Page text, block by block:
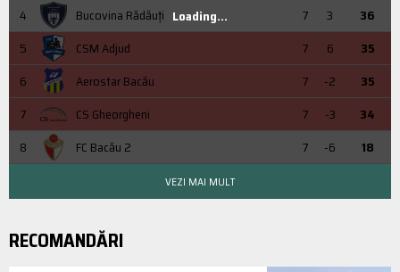
4
Bucovina Rădăuți 7 3
36
5
CSM Adjud 7 6
35
6
Aerostar Bacău 7 -2
35
7
CS Gheorgheni 7 -3
34
8
FC Bacău 2 7 -6 18
Loading...
VEZI MAI MULT
RECOMANDĂRI